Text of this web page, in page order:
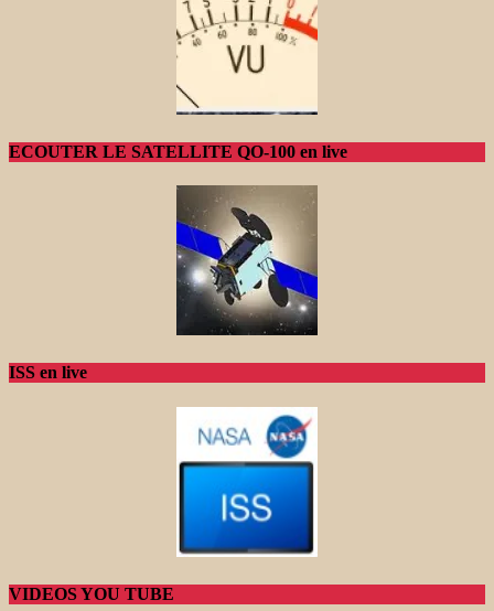
ECOUTER LE SATELLITE QO-100 en live
ISS en live
VIDEOS YOU TUBE